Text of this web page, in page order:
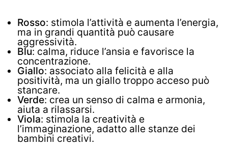
Rosso: stimola l’attività e aumenta l’energia,
ma in grandi quantità può causare
aggressività.
Blu: calma, riduce l’ansia e favorisce la
concentrazione.
Giallo: associato alla felicità e alla
positività, ma un giallo troppo acceso può
stancare.
Verde: crea un senso di calma e armonia,
aiuta a rilassarsi.
Viola: stimola la creatività e
l’immaginazione, adatto alle stanze dei
bambini creativi.